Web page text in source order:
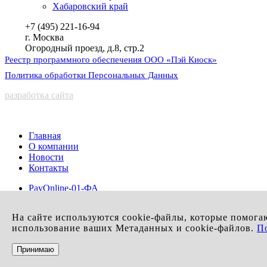
Хабаровский край
+7 (495) 221-16-94
г. Москва
Огородный проезд, д.8, стр.2
Реестр программного обеспечения ООО «Пэй Киоск»
Политика обработки Персональных Данных
разработка сайта
На сайте используются cookie-файлы, которые
использование ваших Метаданных и cookie-файлов.
Принимаю
Главная
О компании
Новости
Контакты
PayOnline-01-ФА
aQsi 5-Ф
aQsi T7100
Сервисные центры
Техподдержка